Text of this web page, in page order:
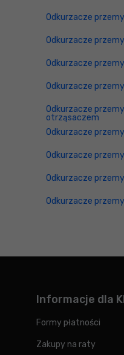
Odkurzacze
Odkurzacze
Odkurzacze
Odkurzacze
Odkurzacze
otrząsaczem
Odkurzacze
Odkurzacze
Odkurzacze
Odkurzacze
Informacje dla
Formy płatności
Zakupy na raty